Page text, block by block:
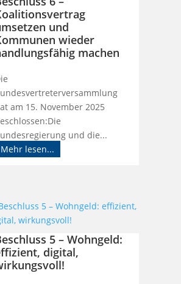
und
wieder
machen
am 15. November 2025
und die...
Mehr lesen...
5 – Wohngeld:
digital,